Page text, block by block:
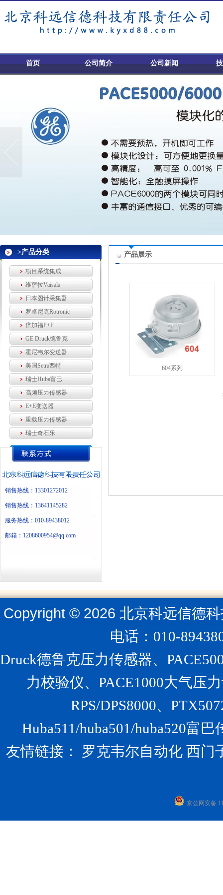
首页 公司简介 公司新闻
>产品分类
项目系统集成
维萨拉Vaisala
日本图计采集器
罗卓尼克Rotronic
倍加福P+F
GE Druck德鲁克
霍尼韦尔变送器
美国Setra西特
瑞士Huba富巴
高频压力传感器
E+E变送器
重载压力传感器
瑞士奇石乐
销售热线：13301272012
销售热线：13641145282
服务热线：010-89438012
邮箱：1208600954@qq.com
产品展示
604系列
Copyright © 2026北京科远信德
电话：010-
Druck德鲁克压力传感器、
力校验仪、PACE1000大气压
RPS/DPS8000、
Huba511/huba501/huba520富
友情链接： 罗克韦尔自动化 西门
京公网安备